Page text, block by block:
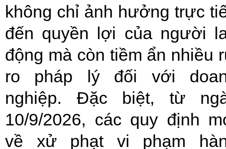
không chỉ ảnh hưởng trực
đến quyền lợi của người
động mà còn tiềm ẩn nhiều
ro pháp lý đối với
nghiệp. Đặc biệt, từ
10/9/2026, các quy định
về xử phạt vi phạm